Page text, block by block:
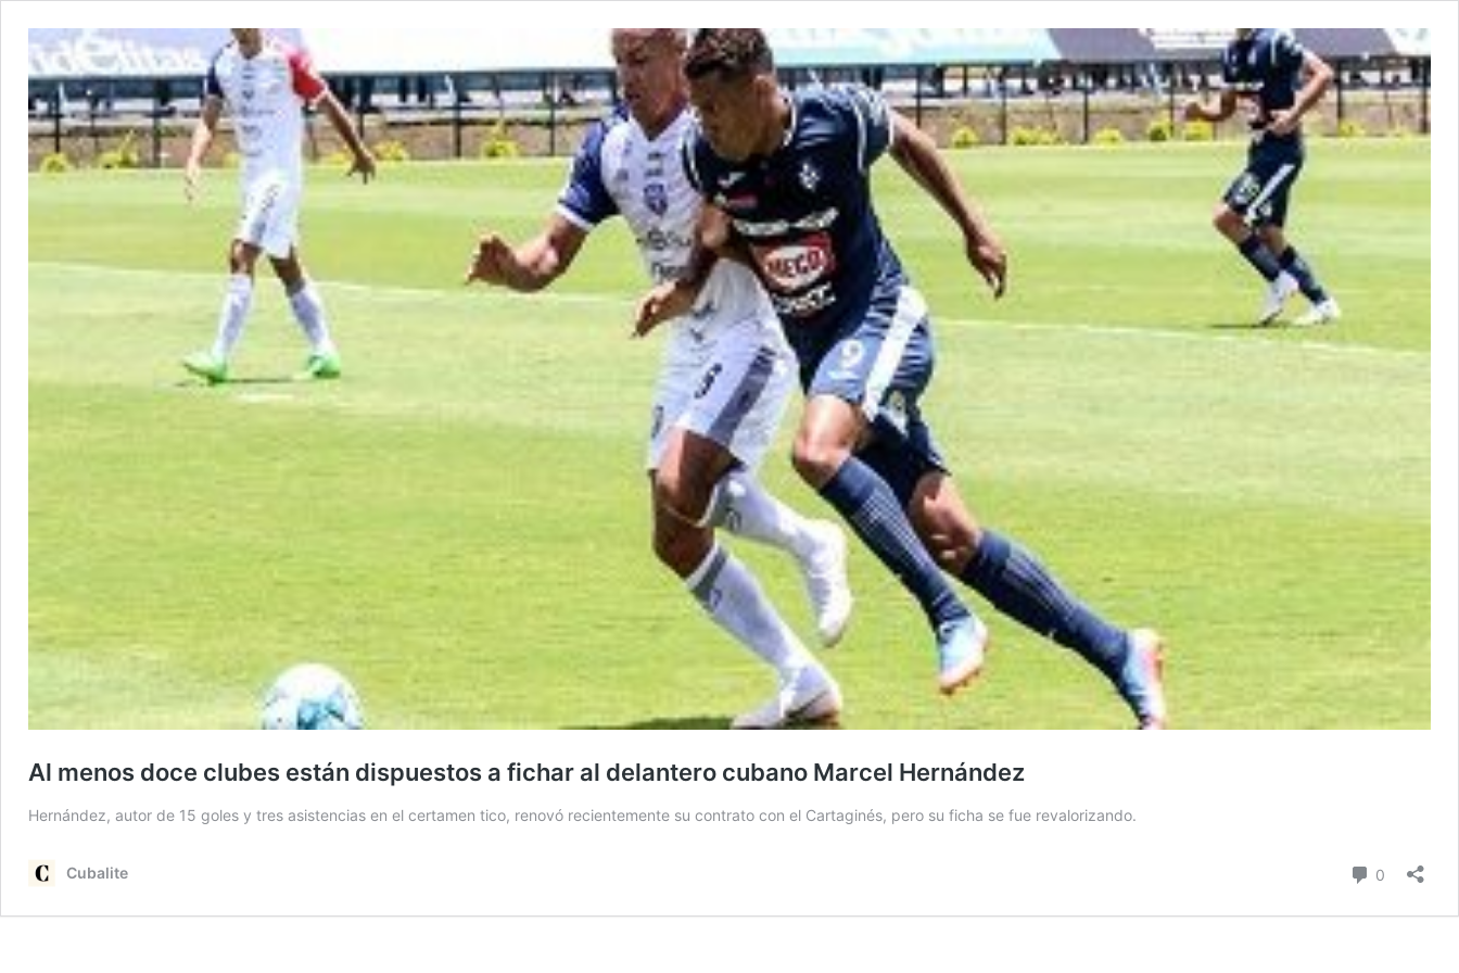
Al menos doce clubes están dispuestos a fichar al delantero cubano Marcel Hernández
Hernández, autor de 15 goles y tres asistencias en el certamen tico, renovó recientemente su contrato con el Cartaginés, pero su ficha se fue revalorizando.
Cubalite 0